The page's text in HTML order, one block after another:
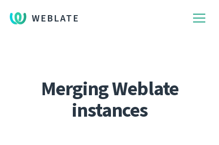
WEBLATE
Merging Weblate
instances